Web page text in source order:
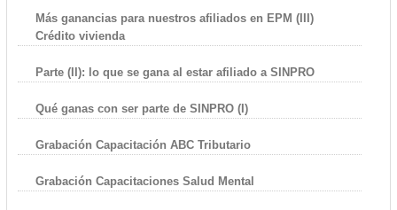
Más ganancias para nuestros afiliados en EPM (III)
Crédito vivienda
Parte (II): lo que se gana al estar afiliado a SINPRO
Qué ganas con ser parte de SINPRO (I)
Grabación Capacitación ABC Tributario
Grabación Capacitaciones Salud Mental